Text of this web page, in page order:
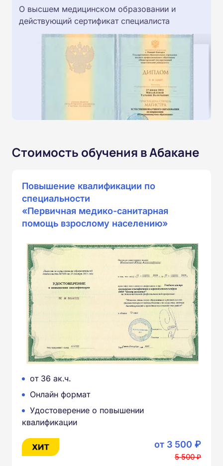
О высшем медицинском образовании и
действующий сертификат специалиста
Стоимость обучения в Абакане
Повышение квалификации по
специальности
«Первичная медико-санитарная
помощь взрослому населению»
от 36 ак.ч.
Онлайн формат
Удостоверение о повышении
квалификации
от 3 500 ₽
5 500 ₽